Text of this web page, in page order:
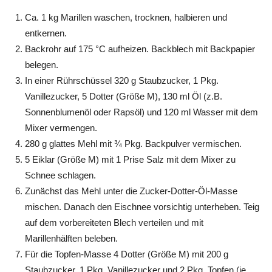
Ca. 1 kg Marillen waschen, trocknen, halbieren und
entkernen.
Backrohr auf 175 °C aufheizen. Backblech mit Backpapier
belegen.
In einer Rührschüssel 320 g Staubzucker, 1 Pkg.
Vanillezucker, 5 Dotter (Größe M), 130 ml Öl (z.B.
Sonnenblumenöl oder Rapsöl) und 120 ml Wasser mit dem
Mixer vermengen.
280 g glattes Mehl mit ¾ Pkg. Backpulver vermischen.
5 Eiklar (Größe M) mit 1 Prise Salz mit dem Mixer zu
Schnee schlagen.
Zunächst das Mehl unter die Zucker-Dotter-Öl-Masse
mischen. Danach den Eischnee vorsichtig unterheben. Teig
auf dem vorbereiteten Blech verteilen und mit
Marillenhälften beleben.
Für die Topfen-Masse 4 Dotter (Größe M) mit 200 g